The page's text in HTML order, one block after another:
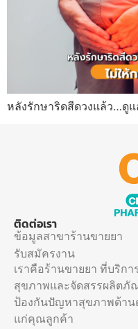
หลังรักษาริดสีดวงแล้ว…ดู
ติดต่อเรา
ข้อมูลสาขาร้านขายยา
รับสมัครงาน
เราคือร้านขายยา ที่บริก
สุขภาพและจัดสรรผลิต
ป้องกันปัญหาสุขภาพด้าน
แก่คุณลูกค้า